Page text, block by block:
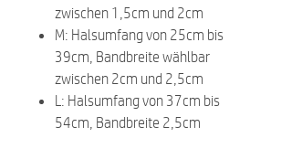
zwischen 1,5cm und 2cm
M: Halsumfang von 25cm bis
39cm, Bandbreite wählbar
zwischen 2cm und 2,5cm
L: Halsumfang von 37cm bis
54cm, Bandbreite 2,5cm